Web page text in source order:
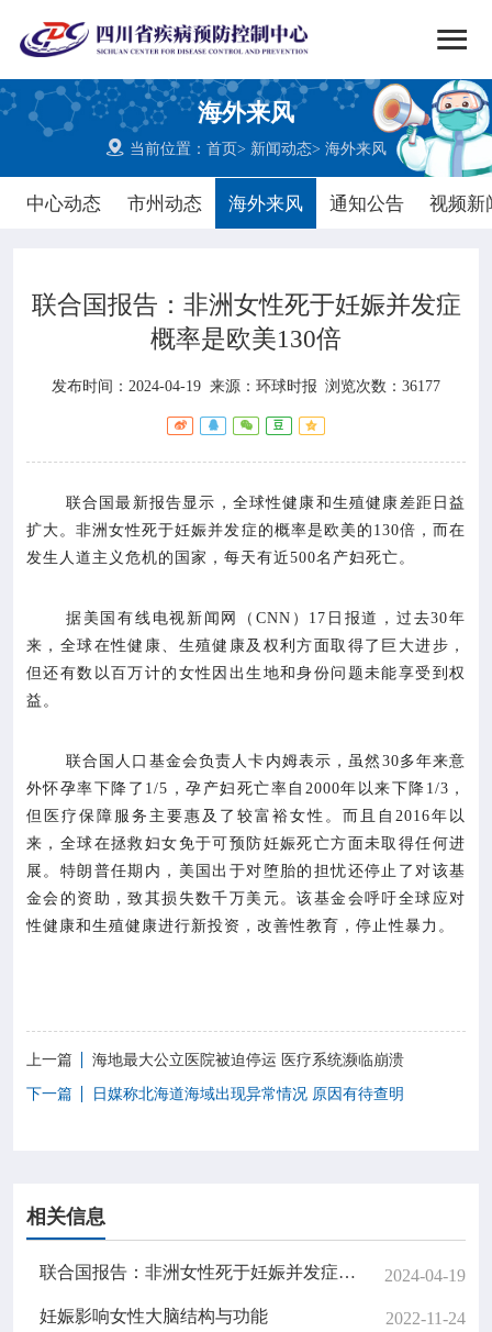

海外来风
 当前位置：首页> 新闻动态>海外来风
中心动态 市州动态 海外来风 通知公告 视频新

网站首页
中心概况 
新闻动态 
工作重点 
专业服务 
科研培训 
科普园地 
学术期刊
在线互动 
政务公开 
联合国报告：非洲女性死于妊娠并发症
概率是欧美130倍
发布时间：2024-04-19 来源： 环球时报 浏览次数：36177
联合国最新报告显示，全球性健康和生殖健康差距日益
扩大。非洲女性死于妊娠并发症的概率是欧美的130倍，而在
发生人道主义危机的国家，每天有近500名产妇死亡。
据美国有线电视新闻网（CNN）17日报道，过去30年
来，全球在性健康、生殖健康及权利方面取得了巨大进步，
但还有数以百万计的女性因出生地和身份问题未能享受到权
益。
联合国人口基金会负责人卡内姆表示，虽然30多年来意
外怀孕率下降了1/5，孕产妇死亡率自2000年以来下降1/3，
但医疗保障服务主要惠及了较富裕女性。而且自2016年以
来，全球在拯救妇女免于可预防妊娠死亡方面未取得任何进
展。特朗普任期内，美国出于对堕胎的担忧还停止了对该基
金会的资助，致其损失数千万美元。该基金会呼吁全球应对
性健康和生殖健康进行新投资，改善性教育，停止性暴力。
上一篇
海地最大公立医院被迫停运 医疗系统濒临崩溃
下一篇
日媒称北海道海域出现异常情况 原因有待查明
相关信息
联合国报告：非洲女性死于妊娠并发症概率是欧美130倍 2024-04-19
妊娠影响女性大脑结构与功能 2022-11-24